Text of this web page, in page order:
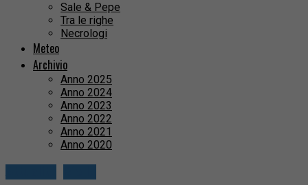
Sale & Pepe
Tra le righe
Necrologi
Meteo
Archivio
Anno 2025
Anno 2024
Anno 2023
Anno 2022
Anno 2021
Anno 2020